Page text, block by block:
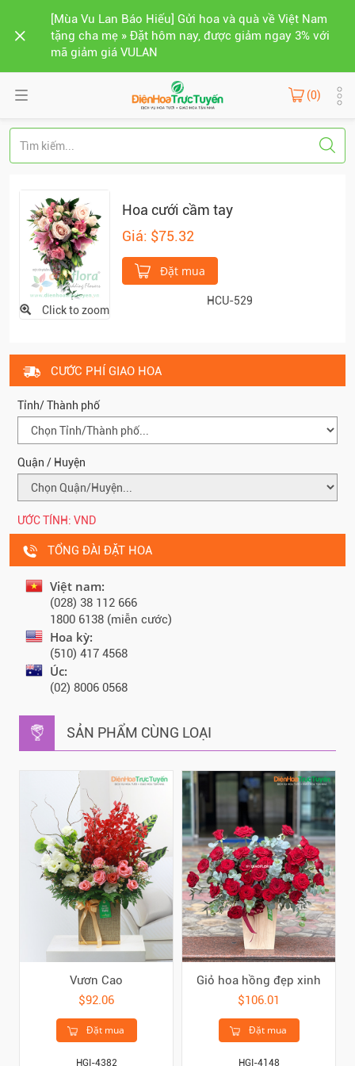
[Mùa Vu Lan Báo Hiếu] Gửi hoa và quà về Việt Nam
tặng cha mẹ » Đặt hôm nay, được giảm ngay 3% với
mã giảm giá VULAN
(0)
Click to zoom
Hoa cưới cầm tay
Giá: $75.32
Đặt mua
HCU-529
CƯỚC PHÍ GIAO HOA
Tỉnh/ Thành phố
Quận / Huyện
ƯỚC TÍNH: VND
TỔNG ĐÀI ĐẶT HOA
Việt nam:
(028) 38 112 666
1800 6138 (miễn cước)
Hoa kỳ:
(510) 417 4568
Úc:
(02) 8006 0568
SẢN PHẨM CÙNG LOẠI
Vươn Cao
$92.06
Đặt mua
HGI-4382
Giỏ hoa hồng đẹp xinh
$106.01
Đặt mua
HGI-4148